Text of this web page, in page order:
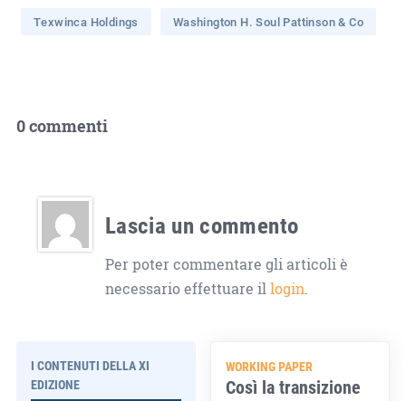
Texwinca Holdings Washington H. Soul Pattinson & Co
0 commenti
Lascia un commento
Per poter commentare gli articoli è
necessario effettuare illogin.
I CONTENUTI DELLA XI
EDIZIONE
WORKING PAPER
Così la transizione